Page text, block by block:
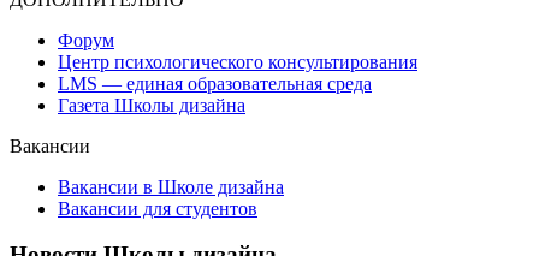
Форум
Центр психологического консультирования
LMS — единая образовательная среда
Газета Школы дизайна
Вакансии
Вакансии в Школе дизайна
Вакансии для студентов